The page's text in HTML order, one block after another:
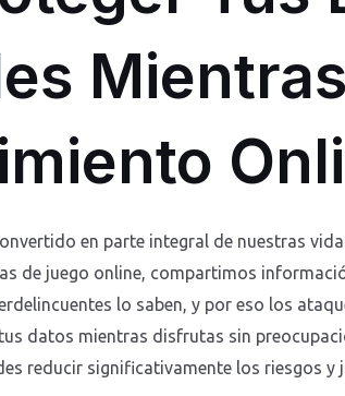
en parte integral de nuestras
de juego online, compartimos
lo saben, y por eso los
datos mientras disfrutas sin
reducir significativamente los riesgos y